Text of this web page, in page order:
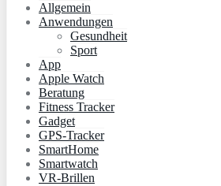
Allgemein
Anwendungen
Gesundheit
Sport
App
Apple Watch
Beratung
Fitness Tracker
Gadget
GPS-Tracker
SmartHome
Smartwatch
VR-Brillen